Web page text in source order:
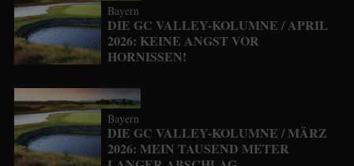
Bayern
DIE GC VALLEY-KOLUMNE / APRIL
2026: KEINE ANGST VOR
HORNISSEN!
Bayern
DIE GC VALLEY-KOLUMNE / MÄRZ
2026: MEIN TAUSEND METER